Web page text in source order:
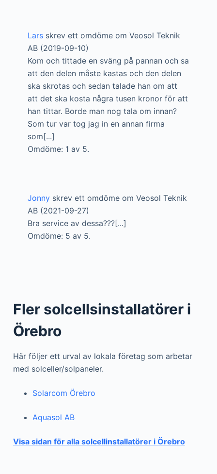
Larsskrev ett omdöme om Veosol Teknik
AB (2019-09-10)
Kom och tittade en sväng på pannan och sa
att den delen måste kastas och den delen
ska skrotas och sedan talade han om att
att det ska kosta några tusen kronor för att
han tittar. Borde man nog tala om innan?
Som tur var tog jag in en annan firma
som[...]
Omdöme: 1 av 5.
Jonnyskrev ett omdöme om Veosol Teknik
AB (2021-09-27)
Bra service av dessa???[...]
Omdöme: 5 av 5.
Fler solcellsinstallatörer i
Örebro
Här följer ett urval av lokala företag som arbetar
med solceller/solpaneler.
Solarcom Örebro
Aquasol AB
Visa sidan för alla solcellinstallatörer i Örebro